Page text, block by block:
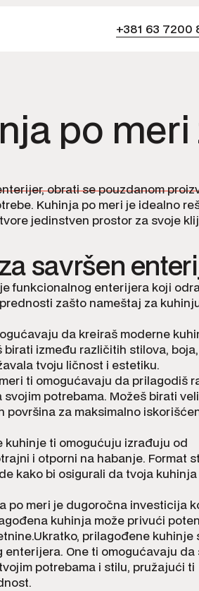
+381 63 7200
po meri
obrati se pouzdanom
Kuhinja po meri je idealno
jedinstven prostor za svoje
savršen
funkcionalnog enterijera koji
zašto nameštaj za
da kreiraš moderne
između različitih stilova, boja,
tvoju ličnost i estetiku.
ti omogućavaju da prilagodiš
potrebama. Možeš birati
površina za maksimalno
ti omogućuju izrađuju od
i otporni na habanje. Format
kako bi osigurali da tvoja
po meri je dugoročna investicija
kuhinja može privući
prilagođene kuhinje
One ti omogućavaju
potrebama i stilu, pružajući ti